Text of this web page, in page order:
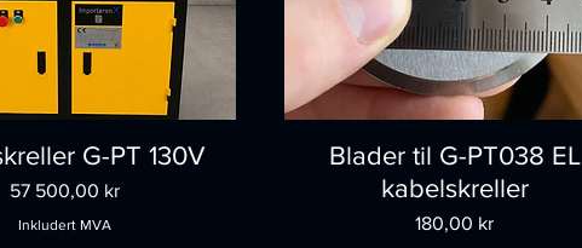
G-PT 130V
Pris
57 500,00 kr
Inkludert MVA
Blader til G-PT038 EL
kabelskreller
Pris
180,00 kr